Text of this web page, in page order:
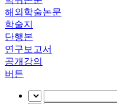
해외학술논문
학술지
단행본
연구보고서
공개강의
버튼